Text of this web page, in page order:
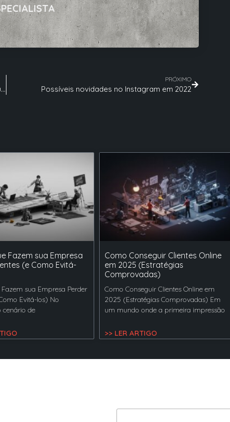
Marketing Digital: 7 ferramentas para turbinar o seu negócio
PRÓXIMO
Possíveis novidades no Instagram em 2022
Fazem sua Empresa
(e Como Evitá-
Fazem sua Empresa Perder
Evitá-los) No
cenário de
Como Conseguir Clientes Online
em 2025 (Estratégias
Comprovadas)
Como Conseguir Clientes Online em
2025 (Estratégias Comprovadas) Em
um mundo onde a primeira impressão
>> LER ARTIGO